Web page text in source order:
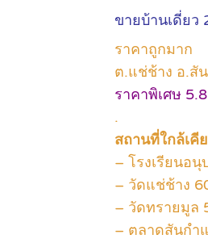
ขายบ้านเดี่ยว
ราคาถูกมาก
ต.แช่ช้าง อ.สั
ราคาพิเศษ
.
สถานที่ใกล้เคี
– โรงเรียนอนุ
– วัดแช่ช้าง
– วัดทรายมูล
– ตลาดสันกำ